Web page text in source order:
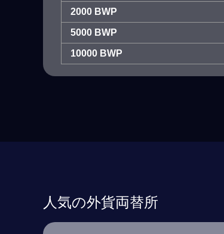
2000 BWP
5000 BWP
10000 BWP
人気の外貨両替所